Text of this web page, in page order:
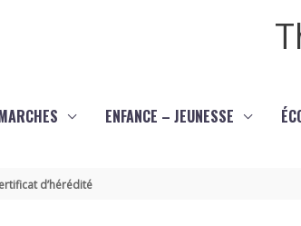
ENFANCE – JEUNESSE
d’hérédité